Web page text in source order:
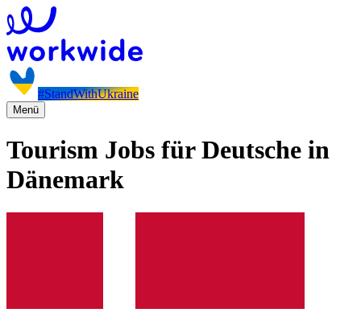
#StandWithUkraine
Menü
Tourism Jobs für Deutsche in
Dänemark